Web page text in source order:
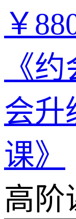
￥
《
会升
课》
高阶